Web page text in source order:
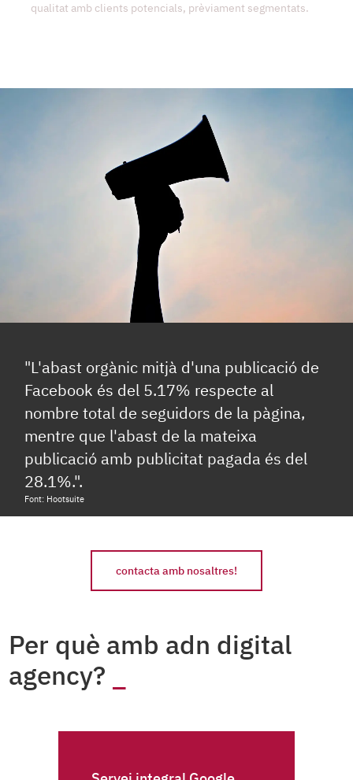
qualitat amb clients potencials, prèviament segmentats.
"L'abast orgànic mitjà d'una publicació de
Facebook és del 5.17% respecte al
nombre total de seguidors de la pàgina,
mentre que l'abast de la mateixa
publicació amb publicitat pagada és del
28.1%.".
Font: Hootsuite
contacta amb nosaltres!
Per què amb adn digital
agency?